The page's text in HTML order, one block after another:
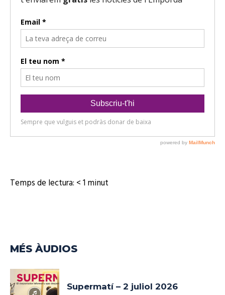
Temps de lectura: < 1minut
MÉS ÀUDIOS
Supermatí – 2 juliol 2026